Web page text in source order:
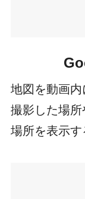
地図を動画
撮影した場
場所を表示す